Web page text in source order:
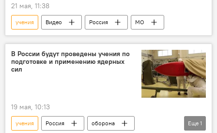
21 мая, 11:38
учения Видео Россия МО
В России будут проведены учения по
подготовке и применению ядерных
сил
19 мая, 10:13
учения Россия
оборона
Еще 1